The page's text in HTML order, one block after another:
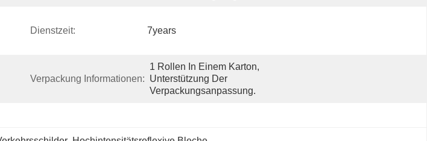
Dienstzeit: 7years
Verpackung Informationen:
1 Rollen In Einem Karton,
Unterstützung Der
Verpackungsanpassung.